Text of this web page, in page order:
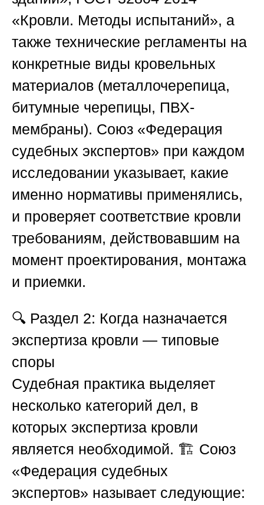
«Кровли. Методы испытаний», а
также технические регламенты на
конкретные виды кровельных
материалов (металлочерепица,
битумные черепицы, ПВХ-
мембраны). Союз «Федерация
судебных экспертов» при каждом
исследовании указывает, какие
именно нормативы применялись,
и проверяет соответствие кровли
требованиям, действовавшим на
момент проектирования, монтажа
и приемки.
🔍 Раздел 2: Когда назначается
экспертиза кровли — типовые
споры
Судебная практика выделяет
несколько категорий дел, в
которых экспертиза кровли
является необходимой. 🏗️ Союз
«Федерация судебных
экспертов» называет следующие: